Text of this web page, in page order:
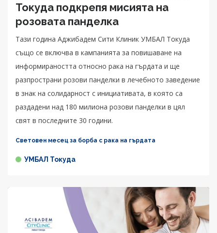
Токуда подкрепя мисията на
розовата панделка
Тази година Аджибадем Сити Клиник УМБАЛ Токуда
също се включва в кампанията за повишаване на
информираността относно рака на гърдата и ще
разпространи розови панделки в лечебното заведение
в знак на солидарност с инициативата, в която са
раздадени над 180 милиона розови панделки в цял
свят в последните 30 години.
Световен месец за борба с рака на гърдата
УМБАЛ Токуда